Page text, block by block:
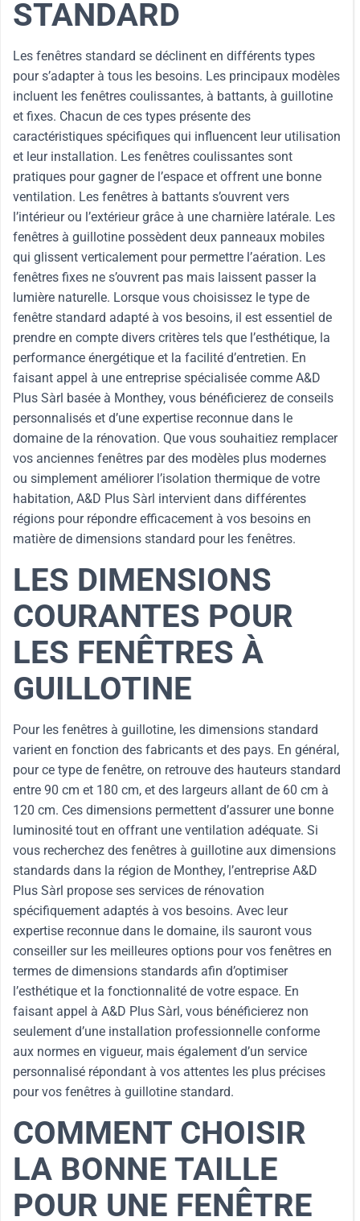
STANDARD
Les fenêtres standard se déclinent en différents types
pour s’adapter à tous les besoins. Les principaux modèles
incluent les fenêtres coulissantes, à battants, à guillotine
et fixes. Chacun de ces types présente des
caractéristiques spécifiques qui influencent leur utilisation
et leur installation. Les fenêtres coulissantes sont
pratiques pour gagner de l’espace et offrent une bonne
ventilation. Les fenêtres à battants s’ouvrent vers
l’intérieur ou l’extérieur grâce à une charnière latérale. Les
fenêtres à guillotine possèdent deux panneaux mobiles
qui glissent verticalement pour permettre l’aération. Les
fenêtres fixes ne s’ouvrent pas mais laissent passer la
lumière naturelle. Lorsque vous choisissez le type de
fenêtre standard adapté à vos besoins, il est essentiel de
prendre en compte divers critères tels que l’esthétique, la
performance énergétique et la facilité d’entretien. En
faisant appel à une entreprise spécialisée comme A&D
Plus Sàrl basée à Monthey, vous bénéficierez de conseils
personnalisés et d’une expertise reconnue dans le
domaine de la rénovation. Que vous souhaitiez remplacer
vos anciennes fenêtres par des modèles plus modernes
ou simplement améliorer l’isolation thermique de votre
habitation, A&D Plus Sàrl intervient dans différentes
régions pour répondre efficacement à vos besoins en
matière de dimensions standard pour les fenêtres.
LES DIMENSIONS
COURANTES POUR
LES FENÊTRES À
GUILLOTINE
Pour les fenêtres à guillotine, les dimensions standard
varient en fonction des fabricants et des pays. En général,
pour ce type de fenêtre, on retrouve des hauteurs standard
entre 90 cm et 180 cm, et des largeurs allant de 60 cm à
120 cm. Ces dimensions permettent d’assurer une bonne
luminosité tout en offrant une ventilation adéquate. Si
vous recherchez des fenêtres à guillotine aux dimensions
standards dans la région de Monthey, l’entreprise A&D
Plus Sàrl propose ses services de rénovation
spécifiquement adaptés à vos besoins. Avec leur
expertise reconnue dans le domaine, ils sauront vous
conseiller sur les meilleures options pour vos fenêtres en
termes de dimensions standards afin d’optimiser
l’esthétique et la fonctionnalité de votre espace. En
faisant appel à A&D Plus Sàrl, vous bénéficierez non
seulement d’une installation professionnelle conforme
aux normes en vigueur, mais également d’un service
personnalisé répondant à vos attentes les plus précises
pour vos fenêtres à guillotine standard.
COMMENT CHOISIR
LA BONNE TAILLE
POUR UNE FENÊTRE